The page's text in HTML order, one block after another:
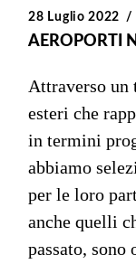
28 Luglio 2022
AEROPORTI
Attraverso
esteri che
in termini
abbiamo
per le loro
anche quelli
passato,